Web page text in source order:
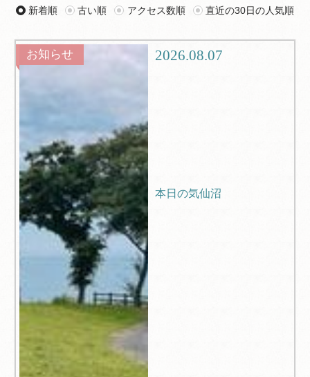
旅行記 ツアー
グルメ
新着順 古い順 アクセス数順 直近の30日の人気順
お知らせ 2026.08.07
本日の気仙沼